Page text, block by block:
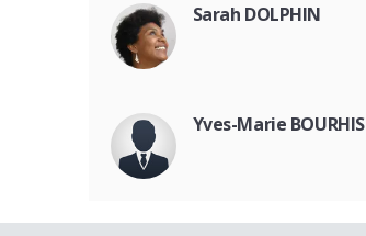
Sarah DOLPHIN
Yves-Marie BOURHIS